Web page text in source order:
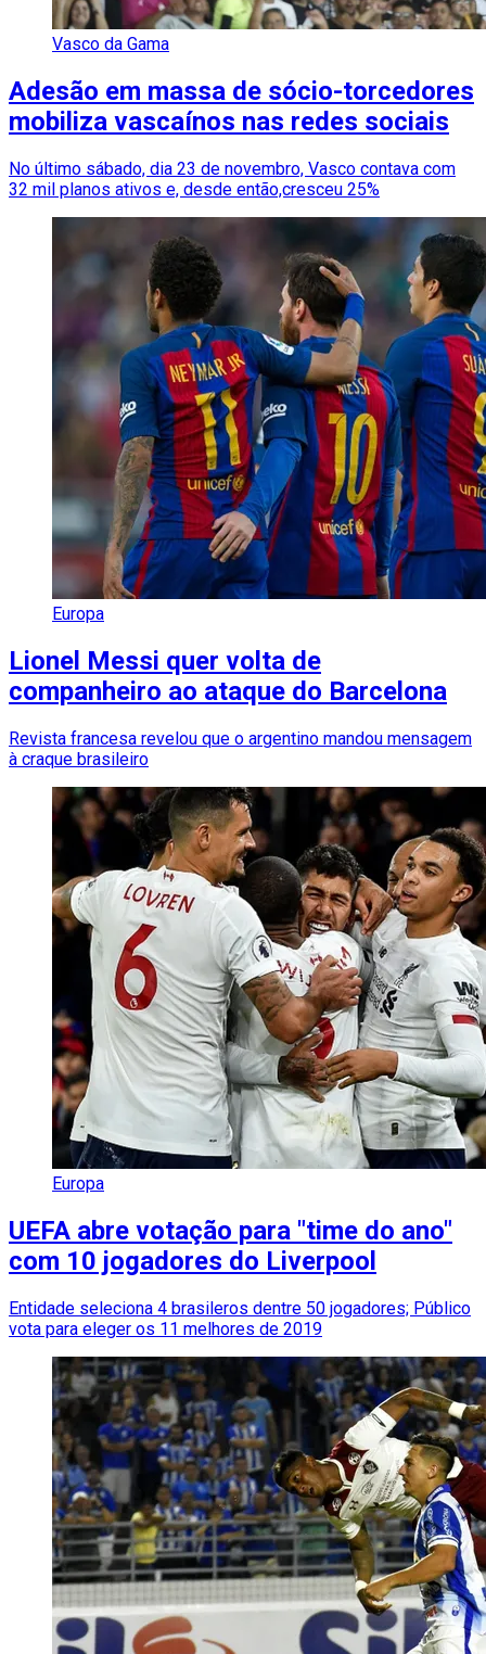
Vasco da Gama
Adesão em massa de sócio-torcedores
mobiliza vascaínos nas redes sociais
No último sábado, dia 23 de novembro, Vasco contava com
32 mil planos ativos e, desde então,cresceu 25%
Europa
Lionel Messi quer volta de
companheiro ao ataque do Barcelona
Revista francesa revelou que o argentino mandou mensagem
à craque brasileiro
Europa
UEFA abre votação para "time do ano"
com 10 jogadores do Liverpool
Entidade seleciona 4 brasileros dentre 50 jogadores; Público
vota para eleger os 11 melhores de 2019